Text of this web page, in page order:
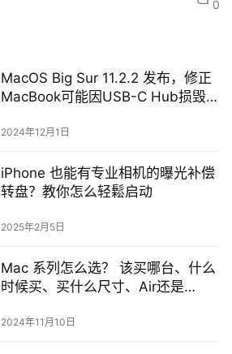
0
MacOS Big Sur 11.2.2 发布，修正
MacBook可能因USB-C Hub损毁的
2024年12月1日
iPhone 也能有专业相机的曝光补偿
转盘？教你怎么轻鬆启动
2025年2月5日
Mac 系列怎么选？ 该买哪台、什么
时候买、买什么尺寸、Air还是
2024年11月10日